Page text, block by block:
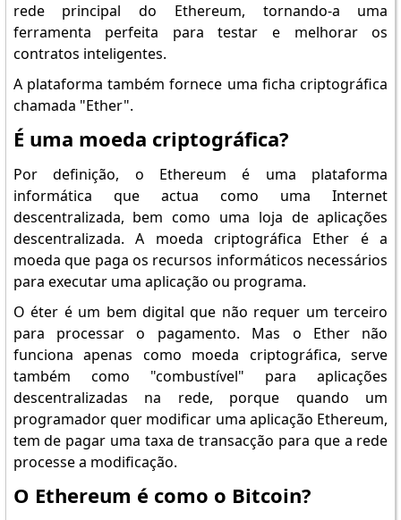
rede principal do Ethereum, tornando-a uma
ferramenta perfeita para testar e melhorar os
contratos inteligentes.
A plataforma também fornece uma ficha criptográfica
chamada "Ether".
É uma moeda criptográfica?
Por definição, o Ethereum é uma plataforma
informática que actua como uma Internet
descentralizada, bem como uma loja de aplicações
descentralizada. A moeda criptográfica Ether é a
moeda que paga os recursos informáticos necessários
para executar uma aplicação ou programa.
O éter é um bem digital que não requer um terceiro
para processar o pagamento. Mas o Ether não
funciona apenas como moeda criptográfica, serve
também como "combustível" para aplicações
descentralizadas na rede, porque quando um
programador quer modificar uma aplicação Ethereum,
tem de pagar uma taxa de transacção para que a rede
processe a modificação.
O Ethereum é como o Bitcoin?